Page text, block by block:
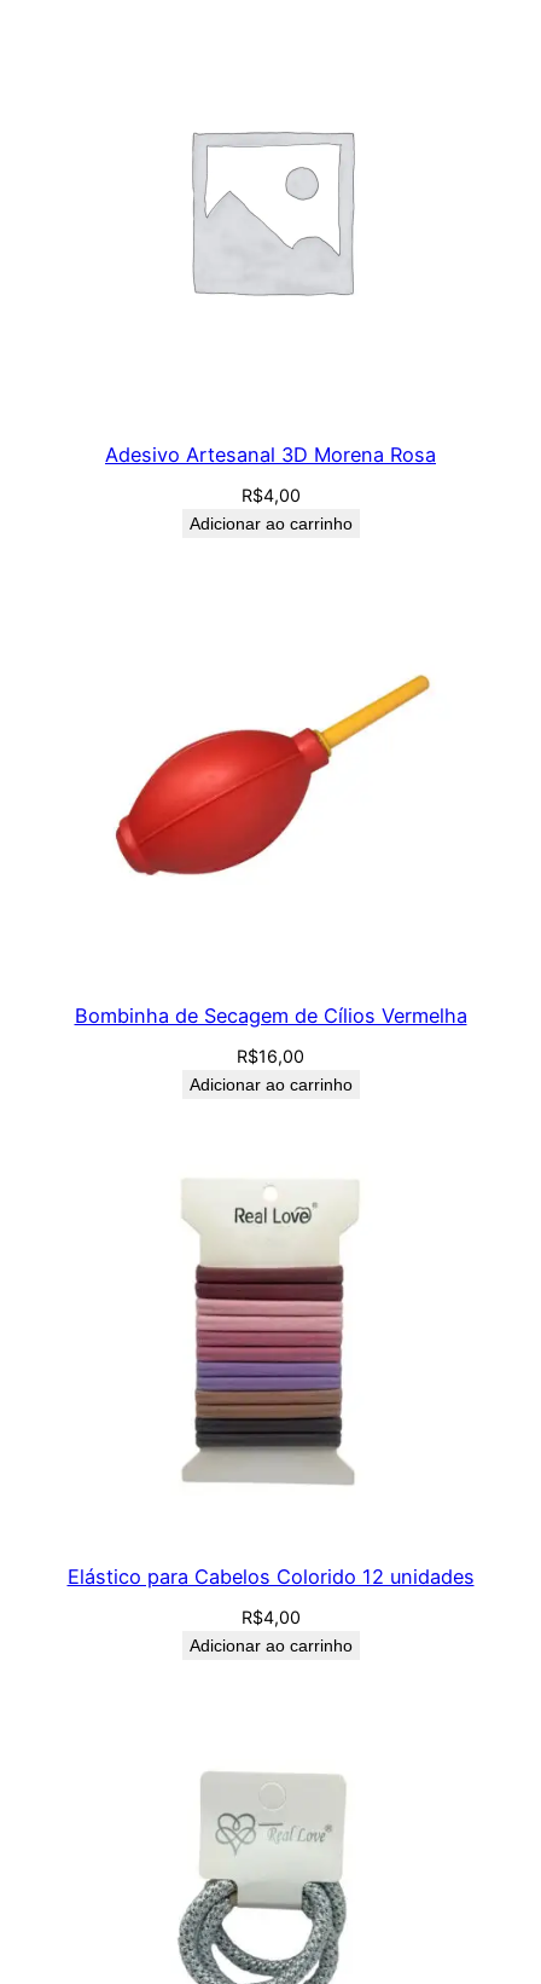
Adesivo Artesanal 3D Morena Rosa
R$4,00
Adicionar ao carrinho
Bombinha de Secagem de Cílios Vermelha
R$16,00
Adicionar ao carrinho
Elástico para Cabelos Colorido 12 unidades
R$4,00
Adicionar ao carrinho